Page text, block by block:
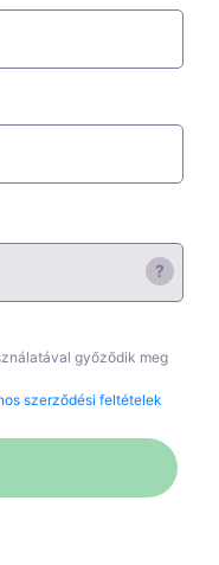
?
győződik meg
szerződési feltételek